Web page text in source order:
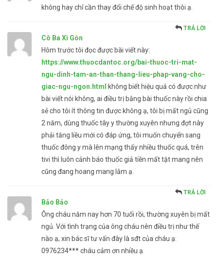
không hay chỉ cần thay đổi chế độ sinh hoạt thôi ạ.
Cô Ba Xì Gòn
TRẢ LỜI
Hôm trước tôi đọc được bài viết này:
https://www.thuocdantoc.org/bai-thuoc-tri-mat-
ngu-dinh-tam-an-than-thang-lieu-phap-vang-cho-
giac-ngu-ngon.html
không biết hiệu quả có được như
bài viết nói không, ai điều trị bằng bài thuốc này rồi chia
sẻ cho tôi ít thông tin được không ạ, tôi bị mất ngủ cũng
2 năm, dùng thuốc tây y thường xuyên nhưng đợt này
phải tăng liều mới có đáp ứng, tôi muốn chuyển sang
thuốc đông y mà lên mạng thấy nhiều thuốc quá, trên
tivi thì luôn cảnh báo thuốc giả tiền mất tật mang nên
cũng đang hoang mang lắm ạ.
Bảo Bảo
TRẢ LỜI
Ông cháu năm nay hơn 70 tuổi rồi, thường xuyên bị mất
ngủ. Với tình trạng của ông cháu nên điều trị như thế
nào ạ, xin bác sĩ tư vấn đây là sđt của cháu ạ:
0976234*** cháu cảm ơn nhiều ạ.